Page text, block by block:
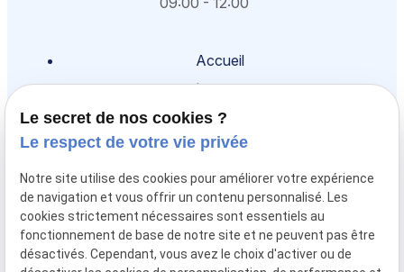
Accueil
Présentation
Droit des mineurs
Droit de la famille
Droit pénal
Honoraires
Actualités
Contact
Le secret de nos cookies ?
Le respect de votre vie privée
Notre site utilise des cookies pour améliorer votre expérience
de navigation et vous offrir un contenu personnalisé. Les
cookies strictement nécessaires sont essentiels au
fonctionnement de base de notre site et ne peuvent pas être
désactivés. Cependant, vous avez le choix d'activer ou de